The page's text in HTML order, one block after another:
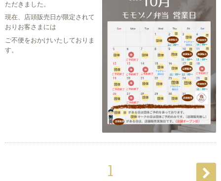
ただきました。
現在、店頭販売日が限定されて
おりお客さまには
ご不便をおかけいたしておりま
す。
1